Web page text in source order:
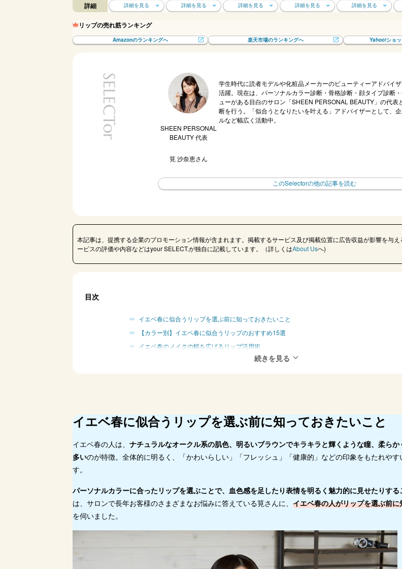
詳細 詳細を見る 詳細を見る 詳細を見る 詳細を見る 詳細を見る
リップの売れ筋ランキング
Amazonのランキングへ 楽天市場のランキングへ Yahoo!ショ
SELECTor
SHEEN PERSONAL
BEAUTY 代表
筧 沙奈恵さん
学生時代に読者モデルや化粧品メーカーのビューティーアドバイ
活躍。現在は、パーソナルカラー診断・骨格診断・顔タイプ診断
ューがある目白のサロン「SHEEN PERSONAL BEAUTY」の代
断を行う。「似合うとなりたいを叶える」アドバイザーとして、
ルなど幅広く活動中。
このSelectorの他の記事を読む
本記事は、提携する企業のプロモーション情報が含まれます。掲載するサービス及び掲載位置に広告収益が影響を与
ービスの評価や内容などはyour SELECT.が独自に記載しています。（詳しくはAbout Usへ)
目次
イエベ春に似合うリップを選ぶ前に知っておきたいこと
【カラー別】イエベ春に似合うリップのおすすめ15選
イエベ春のメイクの幅を広げるリップ活用術
イエベ春の人のリップに関するよくある疑問 Q＆A
イエベ春に似合うリップを選ぶ前に知っておきたいこと
イエベ春の人は、 ナチュラルなオークル系の肌色、明るいブラウンでキラキラと輝くような瞳、柔ら
多いのが特徴。全体的に明るく、「かわいらしい」「フレッシュ」「健康的」などの印象をもたれや
す。
パーソナルカラーに合ったリップを選ぶことで、血色感を足したり表情を明るく魅力的に見せたりす
は、サロンで長年お客様のさまざまなお悩みに答えている筧さんに、 イエベ春の人がリップを選ぶ前
を伺いました。